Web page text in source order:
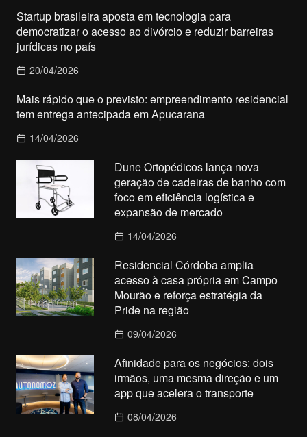
Startup brasileira aposta em tecnologia para
democratizar o acesso ao divórcio e reduzir barreiras
jurídicas no país
20/04/2026
Mais rápido que o previsto: empreendimento residencial
tem entrega antecipada em Apucarana
14/04/2026
Dune Ortopédicos lança nova
geração de cadeiras de banho com
foco em eficiência logística e
expansão de mercado
14/04/2026
Residencial Córdoba amplia
acesso à casa própria em Campo
Mourão e reforça estratégia da
Pride na região
09/04/2026
Afinidade para os negócios: dois
irmãos, uma mesma direção e um
app que acelera o transporte
08/04/2026